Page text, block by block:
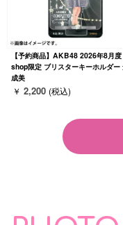
【予約商品】AKB48 2026年8月
shop限定 ブリスターキーホルダー
成美
￥ 2,200 (税込)